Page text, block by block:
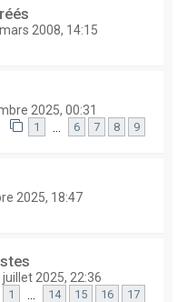
2008, 14:15
2025, 00:31
1 6 7 8 9
2025, 18:47
juillet 2025, 22:36
1 14 15 16 17